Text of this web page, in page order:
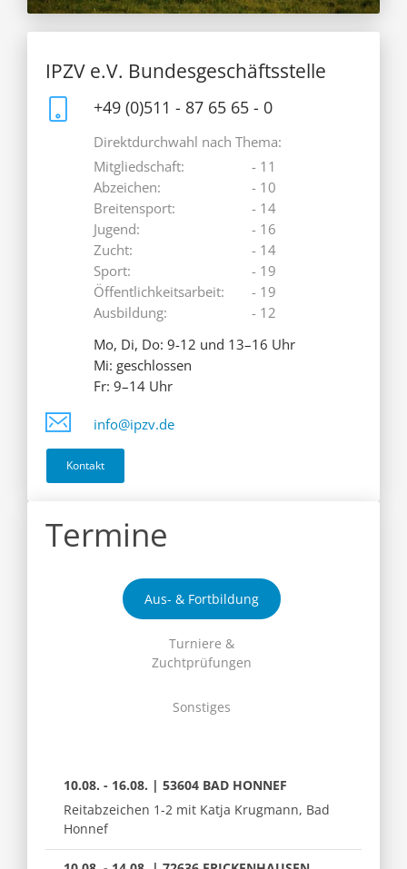
IPZV e.V. Bundesgeschäftsstelle
+49 (0)511 - 87 65 65 - 0
Direktdurchwahl nach Thema:
Mitgliedschaft:
Abzeichen:
Breitensport:
Jugend:
Zucht:
Sport:
Öffentlichkeitsarbeit:
Ausbildung:
- 11
- 10
- 14
- 16
- 14
- 19
- 19
- 12
Mo, Di, Do: 9-12 und 13–16 Uhr
Mi: geschlossen
Fr: 9–14 Uhr
info@ipzv.de
Kontakt
Termine
Aus- & Fortbildung
Turniere &
Zuchtprüfungen
Sonstiges
10.08. - 16.08. | 53604 BAD HONNEF
Reitabzeichen 1-2 mit Katja Krugmann, Bad
Honnef